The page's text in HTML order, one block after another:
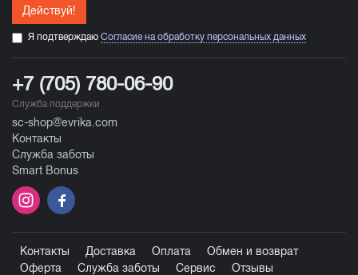
Действуй!
Я подтверждаю Согласие на обработку персональных данных
+7 (705) 780-06-90
Служба поддержки
sc-shop@evrika.com
Контакты
Служба заботы
Smart Bonus
Контакты Доставка Оплата
Обмен и возврат
Оферта
Служба заботы Сервис
Отзывы